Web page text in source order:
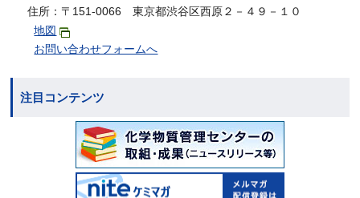
住所：〒151-0066 東京都渋谷区西原２－４９－１０
地図
お問い合わせフォームへ
注目コンテンツ